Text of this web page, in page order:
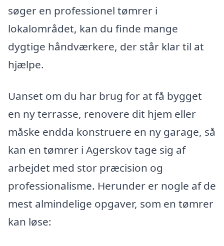
søger en professionel tømrer i
lokalområdet, kan du finde mange
dygtige håndværkere, der står klar til at
hjælpe.
Uanset om du har brug for at få bygget
en ny terrasse, renovere dit hjem eller
måske endda konstruere en ny garage, så
kan en tømrer i Agerskov tage sig af
arbejdet med stor præcision og
professionalisme. Herunder er nogle af de
mest almindelige opgaver, som en tømrer
kan løse: